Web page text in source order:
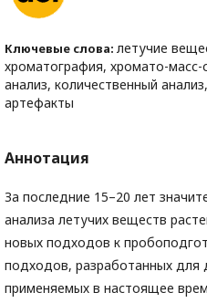
Ключевые слова: летучие
хроматография, хромато-масс-
анализ, количественный
артефакты
Аннотация
За последние 15–20 лет
анализа летучих веществ
новых подходов к
подходов, разработанных для
применяемых в настоящее